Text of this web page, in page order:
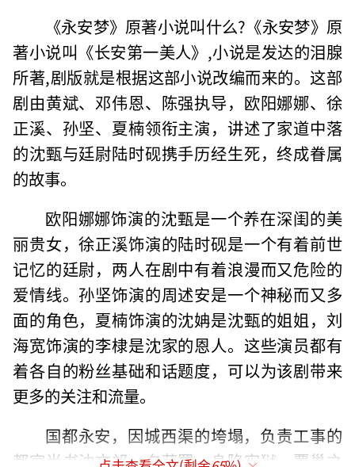
《永安梦》原著小说叫什么?《永安梦》原
著小说叫《长安第一美人》,小说是发达的泪腺
所著,剧版就是根据这部小说改编而来的。这部
剧由黄斌、邓伟恩、陈强执导，欧阳娜娜、徐
正溪、孙坚、夏楠领衔主演，讲述了家道中落
的沈甄与廷尉陆时砚携手历经生死，终成眷属
的故事。
欧阳娜娜饰演的沈甄是一个养在深闺的美
丽贵女，徐正溪饰演的陆时砚是一个有着前世
记忆的廷尉，两人在剧中有着浪漫而又危险的
爱情线。孙坚饰演的周述安是一个神秘而又多
面的角色，夏楠饰演的沈姌是沈甄的姐姐，刘
海宽饰演的李棣是沈家的恩人。这些演员都有
着各自的粉丝基础和话题度，可以为该剧带来
更多的关注和流量。
国都永安，因城西渠的垮塌，负责工事的
都官尚书沈文祁一夕获罪，身陷牢狱。覆巢之